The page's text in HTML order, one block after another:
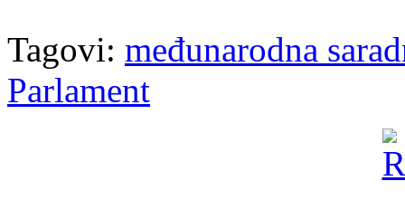
Tagovi: međunarodna
Parlament